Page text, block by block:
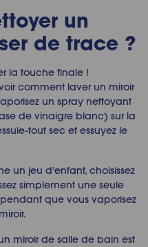
un
de trace ?
la touche finale !
comment laver un miroir
un spray nettoyant
de vinaigre blanc) sur la
tout sec et essuyez le
un jeu d’enfant, choisissez
simplement une seule
que vous vaporisez
miroir de salle de bain est